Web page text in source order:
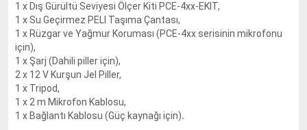
1 x Dış Gürültü Seviyesi Ölçer Kiti PCE-4xx-EKIT,
1 x Su Geçirmez PELI Taşıma Çantası,
1 x Rüzgar ve Yağmur Koruması (PCE-4xx serisinin mikrofonu
için),
1 x Şarj (Dahili piller için),
2 x 12 V Kurşun Jel Piller,
1 x Tripod,
1 x 2 m Mikrofon Kablosu,
1 x Bağlantı Kablosu (Güç kaynağı için).